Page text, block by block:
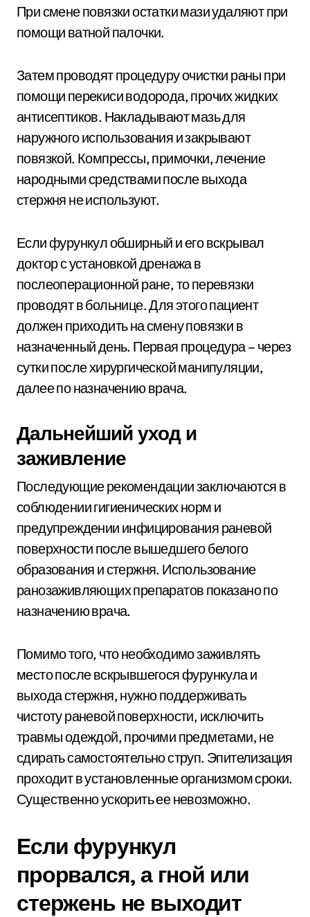
При смене повязки остатки мази удаляют при
помощи ватной палочки.
Затем проводят процедуру очистки раны при
помощи перекиси водорода, прочих жидких
антисептиков. Накладывают мазь для
наружного использования и закрывают
повязкой. Компрессы, примочки, лечение
народными средствами после выхода
стержня не используют.
Если фурункул обширный и его вскрывал
доктор с установкой дренажа в
послеоперационной ране, то перевязки
проводят в больнице. Для этого пациент
должен приходить на смену повязки в
назначенный день. Первая процедура – через
сутки после хирургической манипуляции,
далее по назначению врача.
Дальнейший уход и
заживление
Последующие рекомендации заключаются в
соблюдении гигиенических норм и
предупреждении инфицирования раневой
поверхности после вышедшего белого
образования и стержня. Использование
ранозаживляющих препаратов показано по
назначению врача.
Помимо того, что необходимо заживлять
место после вскрывшегося фурункула и
выхода стержня, нужно поддерживать
чистоту раневой поверхности, исключить
травмы одеждой, прочими предметами, не
сдирать самостоятельно струп. Эпителизация
проходит в установленные организмом сроки.
Существенно ускорить ее невозможно.
Если фурункул
прорвался, а гной или
стержень не выходит